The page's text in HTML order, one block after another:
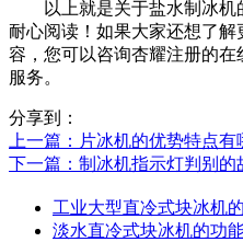
以上就是关于盐水制冰机
耐心阅读！如果大家还想了
容，您可以咨询杏耀注册的
服务。
分享到：
上一篇 ：片冰机的优势特点有
下一篇 ：制冰机指示灯判别的
工业大型直冷式块冰机
淡水直冷式块冰机的功